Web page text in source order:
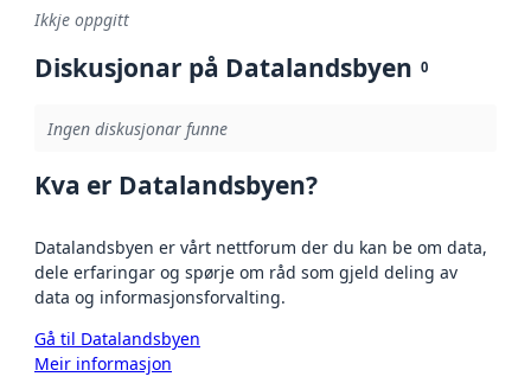
Ikkje oppgitt
Diskusjonar på Datalandsbyen 0
Ingen diskusjonar funne
Kva er Datalandsbyen?
Datalandsbyen er vårt nettforum der du kan be om data,
dele erfaringar og spørje om råd som gjeld deling av
data og informasjonsforvalting.
Gå til Datalandsbyen
Meir informasjon